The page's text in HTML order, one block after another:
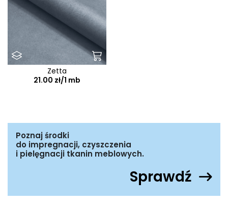
Zetta
21.00 zł/1 mb
Poznaj środki
do impregnacji, czyszczenia
i pielęgnacji tkanin meblowych.
Sprawdź